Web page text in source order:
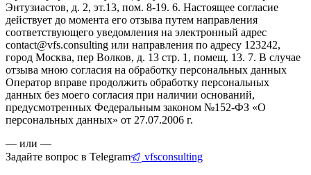
Энтузиастов, д. 2, эт.13, пом. 8-19. 6. Настоящее согласие
действует до момента его отзыва путем направления
соответствующего уведомления на электронный адрес
contact@vfs.consulting или направления по адресу 123242,
город Москва, пер Волков, д. 13 стр. 1, помещ. 13. 7. В случае
отзыва мною согласия на обработку персональных данных
Оператор вправе продолжить обработку персональных
данных без моего согласия при наличии оснований,
предусмотренных Федеральным законом №152-ФЗ «О
персональных данных» от 27.07.2006 г.
— или —
Задайте вопрос в Telegram
vfsconsulting